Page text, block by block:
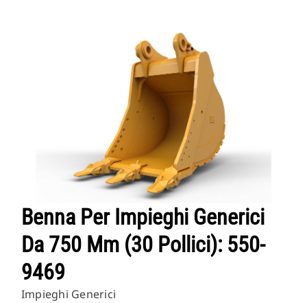
Benna Per Impieghi Generici
Da 750 Mm (30 Pollici): 550-
9469
Impieghi Generici